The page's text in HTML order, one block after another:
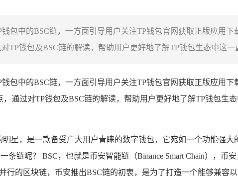
包中的BSC链，一方面引导用户关注TP钱包官网获取正版应用
TP钱包及BSC链的解读，帮助用户更好地了解TP钱包生态中这一
包中的BSC链，一方面引导用户关注TP钱包官网获取正版应用
通过对TP钱包及BSC链的解读，帮助用户更好地了解TP钱包生
明星，是一款备受广大用户青睐的数字钱包，它宛如一个功能强
条链呢？ BSC，也就是币安智能链（Binance Smart Chain），
行的区块链，币安推出BSC链的初衷，是为了打造一个能够兼容